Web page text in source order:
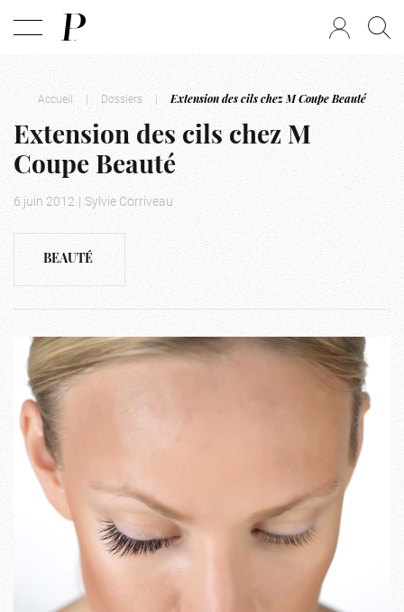
Accueil | Dossiers | Extension des cils chez M Coupe Beauté
Extension des cils chez M
Coupe Beauté
6 juin 2012 | Sylvie Corriveau
BEAUTÉ